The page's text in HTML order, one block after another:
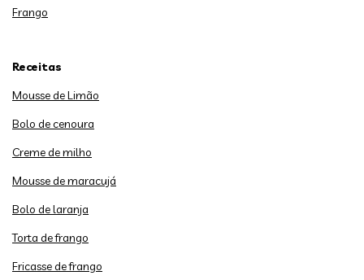
Frango
Receitas
Mousse de Limão
Bolo de cenoura
Creme de milho
Mousse de maracujá
Bolo de laranja
Torta de frango
Fricasse de frango